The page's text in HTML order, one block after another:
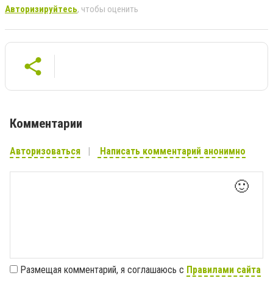
Авторизируйтесь, чтобы оценить
Комментарии
Авторизоваться Написать комментарий анонимно
🙂
Размещая комментарий, я соглашаюсь с Правилами сайта